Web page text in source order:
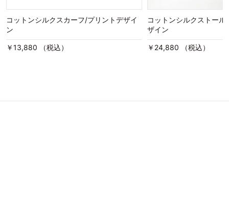
コットンシルクスカーフ/プリントデザイ
ン
￥13,880 （税込）
コットンシルクストール
ザイン
￥24,880 （税込）